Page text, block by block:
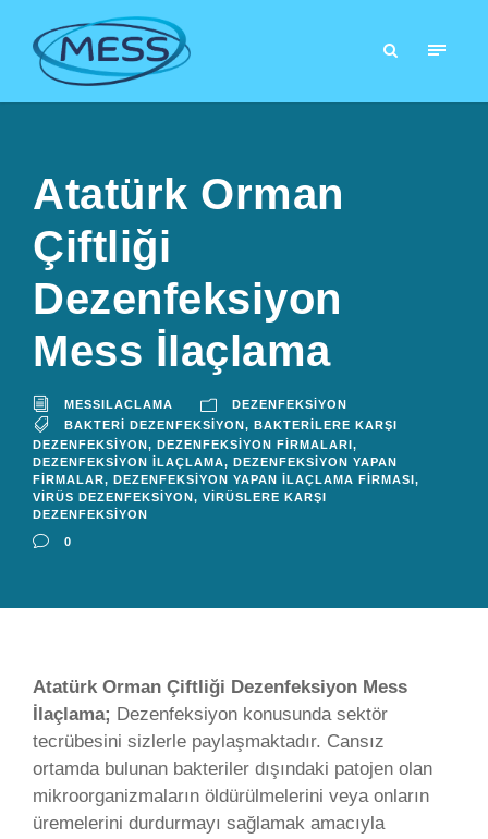
Atatürk Orman
Çiftliği
Dezenfeksiyon
Mess İlaçlama
MESSILACLAMA
DEZENFEKSIYON
BAKTERI DEZENFEKSIYON, BAKTERILERE KARŞI
DEZENFEKSIYON , DEZENFEKSIYON FIRMALARI ,
DEZENFEKSIYON İLAÇLAMA, DEZENFEKSIYON YAPAN
FIRMALAR, DEZENFEKSIYON YAPAN İLAÇLAMA FIRMASI ,
VIRÜS DEZENFEKSIYON , VIRÜSLERE KARŞI
DEZENFEKSIYON
0
Atatürk Orman Çiftliği Dezenfeksiyon Mess
İlaçlama; Dezenfeksiyon konusunda sektör
tecrübesini sizlerle paylaşmaktadır. Cansız
ortamda bulunan bakteriler dışındaki patojen olan
mikroorganizmaların öldürülmelerini veya onların
üremelerini durdurmayı sağlamak amacıyla